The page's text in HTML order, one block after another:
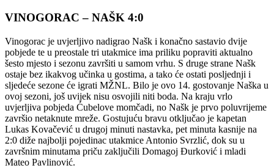
VINOGORAC – NAŠK 4:0
Vinogorac je uvjerljivo nadigrao Našk i konačno sastavio dvije
pobjede te u preostale tri utakmice ima priliku popraviti aktualno
šesto mjesto i sezonu završiti u samom vrhu. S druge strane Našk
ostaje bez ikakvog učinka u gostima, a tako će ostati posljednji i
sljedeće sezone će igrati MŽNL. Bilo je ovo 14. gostovanje Naška u
ovoj sezoni, još uvijek nisu osvojili niti boda. Na kraju vrlo
uvjerljiva pobjeda Ćubelove momčadi, no Našk je prvo poluvrijeme
završio netaknute mreže. Gostujuću bravu otključao je kapetan
Lukas Kovačević u drugoj minuti nastavka, pet minuta kasnije na
2:0 diže najbolji pojedinac utakmice Antonio Svrzlić, dok su u
završnim minutama priču zaključili Domagoj Đurković i mladi
Mateo Pavlinović.